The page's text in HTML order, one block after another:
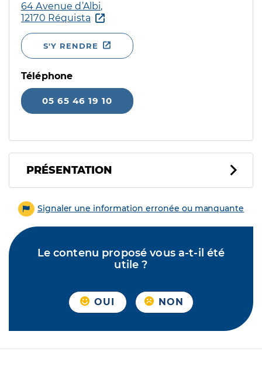
64 Avenue d’Albi,
12170 Réquista
S'Y RENDRE
Téléphone
05 65 46 19 10
PRÉSENTATION
Signaler une information erronée ou manquante
Le contenu proposé vous a-t-il été
utile ?
OUI NON